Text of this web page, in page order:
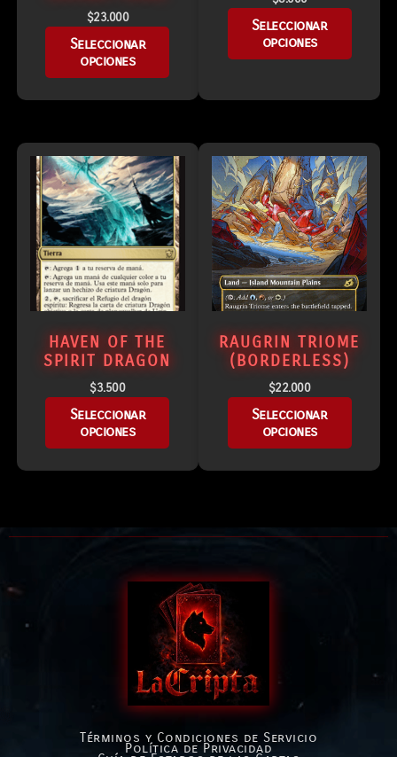
$23.000
Seleccionar
opciones
Seleccionar
opciones
HAVEN OF THE
SPIRIT DRAGON
$3.500
Seleccionar
opciones
RAUGRIN TRIOME
(BORDERLESS)
$22.000
Seleccionar
opciones
Términos y Condiciones de Servicio
Política de Privacidad